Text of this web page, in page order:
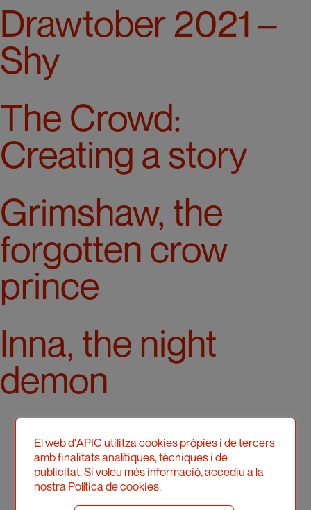
Drawtober 2021 –
Shy
The Crowd:
Creating a story
Grimshaw, the
forgotten crow
prince
Inna, the night
demon
El web d'APIC utilitza cookies pròpies i de tercers
amb finalitats analítiques, tècniques i de
publicitat. Si voleu més informació, accediu a la
nostra Política de cookies.